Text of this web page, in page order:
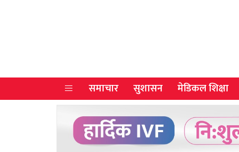
समाचार सुशासन मेडिकल शिक्षा